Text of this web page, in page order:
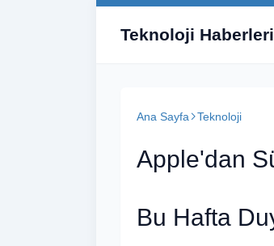
Teknoloji Haberleri
Ana Sayfa Teknoloji
Apple'dan
Bu Hafta